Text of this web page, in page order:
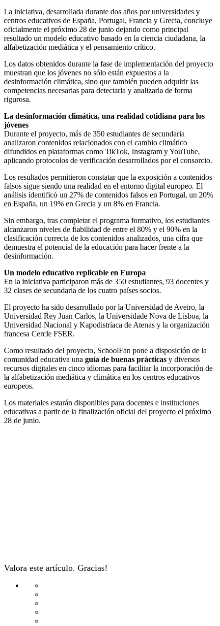
La iniciativa, desarrollada durante dos años por universidades y
centros educativos de España, Portugal, Francia y Grecia, concluye
oficialmente el próximo 28 de junio dejando como principal
resultado un modelo educativo basado en la ciencia ciudadana, la
alfabetización mediática y el pensamiento crítico.
Los datos obtenidos durante la fase de implementación del proyecto
muestran que los jóvenes no sólo están expuestos a la
desinformación climática, sino que también pueden adquirir las
competencias necesarias para detectarla y analizarla de forma
rigurosa.
La desinformación climática, una realidad cotidiana para los
jóvenes
Durante el proyecto, más de 350 estudiantes de secundaria
analizaron contenidos relacionados con el cambio climático
difundidos en plataformas como TikTok, Instagram y YouTube,
aplicando protocolos de verificación desarrollados por el consorcio.
Los resultados permitieron constatar que la exposición a contenidos
falsos sigue siendo una realidad en el entorno digital europeo. El
análisis identificó un 27% de contenidos falsos en Portugal, un 20%
en España, un 19% en Grecia y un 8% en Francia.
Sin embargo, tras completar el programa formativo, los estudiantes
alcanzaron niveles de fiabilidad de entre el 80% y el 90% en la
clasificación correcta de los contenidos analizados, una cifra que
demuestra el potencial de la educación para hacer frente a la
desinformación.
Un modelo educativo replicable en Europa
En la iniciativa participaron más de 350 estudiantes, 93 docentes y
32 clases de secundaria de los cuatro países socios.
El proyecto ha sido desarrollado por la Universidad de Aveiro, la
Universidad Rey Juan Carlos, la Universidade Nova de Lisboa, la
Universidad Nacional y Kapodistríaca de Atenas y la organización
francesa Cercle FSER.
Como resultado del proyecto, SchoolFan pone a disposición de la
comunidad educativa una guía de buenas prácticas y diversos
recursos digitales en cinco idiomas para facilitar la incorporación de
la alfabetización mediática y climática en los centros educativos
europeos.
Los materiales estarán disponibles para docentes e instituciones
educativas a partir de la finalización oficial del proyecto el próximo
28 de junio.
Valora este artículo. Gracias!